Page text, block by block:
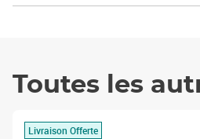
Toutes les
Livraison Offerte